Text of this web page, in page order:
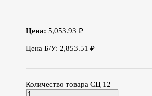
Цена: 5,053.93 ₽
Цена Б/У: 2,853.51 ₽
Количество товара СЦ 12